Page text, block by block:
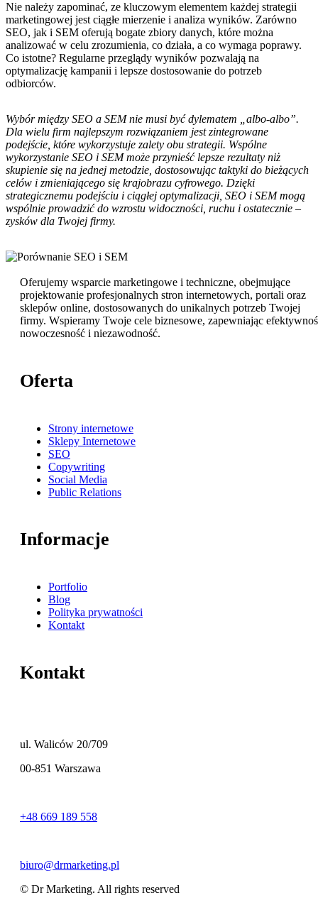
Nie należy zapominać, ze kluczowym elementem każdej strategii
marketingowej jest ciągłe mierzenie i analiza wyników. Zarówno
SEO, jak i SEM oferują bogate zbiory danych, które można
analizować w celu zrozumienia, co działa, a co wymaga poprawy.
Co istotne? Regularne przeglądy wyników pozwalają na
optymalizację kampanii i lepsze dostosowanie do potrzeb
odbiorców.
Wybór między SEO a SEM nie musi być dylematem „albo-albo”.
Dla wielu firm najlepszym rozwiązaniem jest zintegrowane
podejście, które wykorzystuje zalety obu strategii. Wspólne
wykorzystanie SEO i SEM może przynieść lepsze rezultaty niż
skupienie się na jednej metodzie, dostosowując taktyki do bieżących
celów i zmieniającego się krajobrazu cyfrowego. Dzięki
strategicznemu podejściu i ciągłej optymalizacji, SEO i SEM mogą
wspólnie prowadzić do wzrostu widoczności, ruchu i ostatecznie –
zysków dla Twojej firmy.
Oferujemy wsparcie marketingowe i techniczne, obejmujące
projektowanie profesjonalnych stron internetowych, portali oraz
sklepów online, dostosowanych do unikalnych potrzeb Twojej
firmy. Wspieramy Twoje cele biznesowe, zapewniając
nowoczesność i niezawodność.
Oferta
Strony internetowe
Sklepy Internetowe
SEO
Copywriting
Social Media
Public Relations
Informacje
Portfolio
Blog
Polityka prywatności
Kontakt
Kontakt
ul. Waliców 20/709
00-851 Warszawa
+48 669 189 558
biuro@drmarketing.pl
© Dr Marketing. All rights reserved